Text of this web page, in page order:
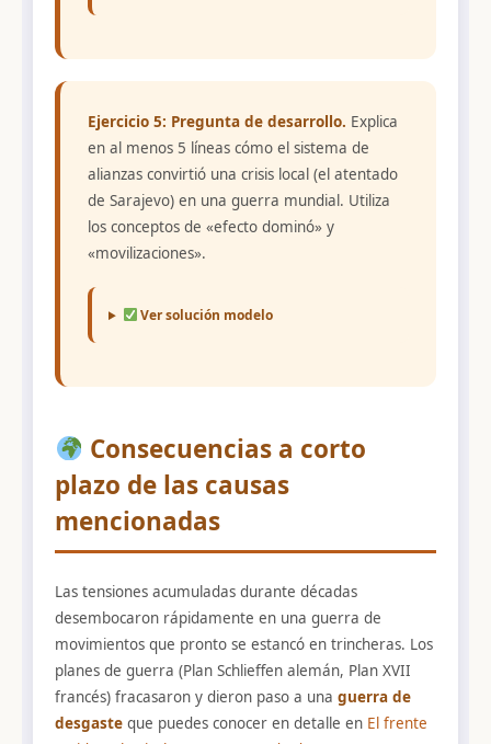
Ejercicio 5: Pregunta de desarrollo. Explica
en al menos 5 líneas cómo el sistema de
alianzas convirtió una crisis local (el atentado
de Sarajevo) en una guerra mundial. Utiliza
los conceptos de «efecto dominó» y
«movilizaciones».
Ver solución modelo
Consecuencias a corto
plazo de las causas
mencionadas
Las tensiones acumuladas durante décadas
desembocaron rápidamente en una guerra de
movimientos que pronto se estancó en trincheras. Los
planes de guerra (Plan Schlieffen alemán, Plan XVII
francés) fracasaron y dieron paso a una guerra de
desgaste que puedes conocer en detalle en El frente